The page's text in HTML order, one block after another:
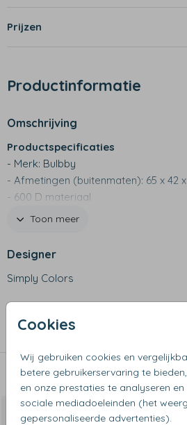
Cookies
Wij gebruiken cookies en
betere gebruikerservaring te
en onze prestaties te analyseren
sociale mediadoeleinden (het
gepersonaliseerde advertenties).
Prijzen
Productinformatie
Omschrijving
Productspecificaties
- Merk: Bulbby
- Afmetingen (buitenmaten): 65 x 42
- 600 D materiaal
- Waterafstotend
buitenvakje met rits
- Trekstang mooi weggewerkt in
- Extra bescherming aan onderzijde
Toon meer
Designer
Simply Colors
Collectie
XL trolleys
Dit vind je misschien ook